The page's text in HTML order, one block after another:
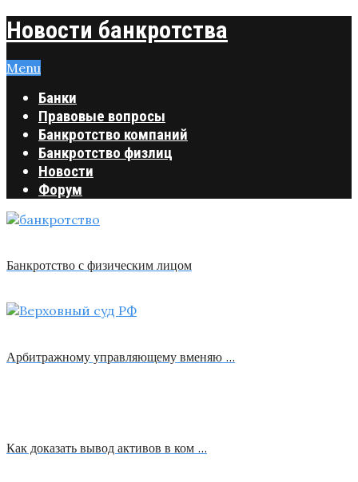
Новости банкротства
Menu
Банки
Правовые вопросы
Банкротство компаний
Банкротство физлиц
Новости
Форум
Банкротство с физическим лицом
Арбитражному управляющему вменяю …
Как доказать вывод активов в ком …